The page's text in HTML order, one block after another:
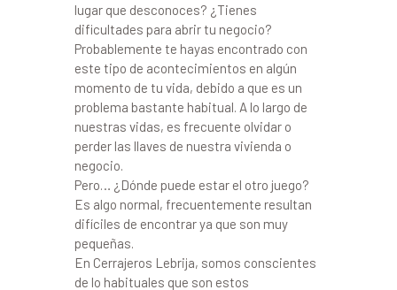
lugar que desconoces? ¿Tienes
dificultades para abrir tu negocio?
Probablemente te hayas encontrado con
este tipo de acontecimientos en algún
momento de tu vida, debido a que es un
problema bastante habitual. A lo largo de
nuestras vidas, es frecuente olvidar o
perder las llaves de nuestra vivienda o
negocio.
Pero… ¿Dónde puede estar el otro juego?
Es algo normal, frecuentemente resultan
difíciles de encontrar ya que son muy
pequeñas.
En Cerrajeros Lebrija, somos conscientes
de lo habituales que son estos